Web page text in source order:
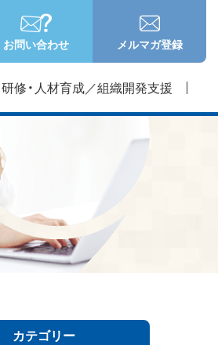
お問い合わせ メルマガ登録
研修・人材育成／組織開発支援
カテゴリー